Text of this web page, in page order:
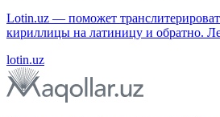
Lotin.uz — поможет
кириллицы на латиницу и обратно.
lotin.uz